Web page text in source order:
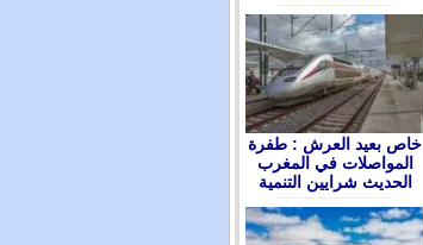
ﺧﺎﺹ ﺑﻌﻴﺪ ﺍﻟﻌﺮﺵ : ﻃﻔﺮﺓ
ﺍﻟﻤﻮﺍﺻﻼﺕ ﻓﻲ ﺍﻟﻤﻐﺮﺏ
ﺍﻟﺤﺪﻳﺚ ﺷﺮﺍﻳﻴﻦ ﺍﻟﺘﻨﻤﻴﺔ